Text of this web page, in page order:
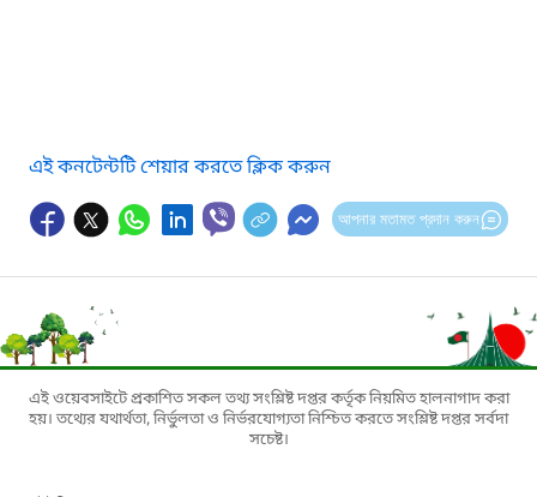
এই কনটেন্টটি শেয়ার করতে ক্লিক করুন
আপনার মতামত প্রদান করুন
এই ওয়েবসাইটে প্রকাশিত সকল তথ্য সংশ্লিষ্ট দপ্তর কর্তৃক নিয়মিত হালনাগাদ করা
হয়। তথ্যের যথার্থতা, নির্ভুলতা ও নির্ভরযোগ্যতা নিশ্চিত করতে সংশ্লিষ্ট দপ্তর সর্বদা
সচেষ্ট।